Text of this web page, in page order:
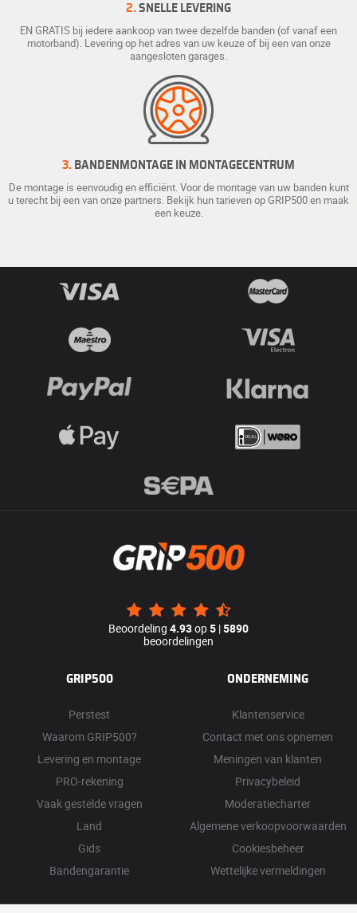
2. SNELLE LEVERING
EN GRATIS bij iedere aankoop van twee dezelfde banden (of vanaf een
motorband). Levering op het adres van uw keuze of bij een van onze
aangesloten garages.
3. BANDENMONTAGE IN MONTAGECENTRUM
De montage is eenvoudig en efficiënt. Voor de montage van uw banden kunt
u terecht bij een van onze partners. Bekijk hun tarieven op GRIP500 en maak
een keuze.
Beoordeling 4.93op5 |5890
beoordelingen
GRIP500
Perstest
Waarom GRIP500?
Levering en montage
PRO-rekening
Vaak gestelde vragen
Land
Gids
Bandengarantie
ONDERNEMING
Klantenservice
Contact met ons opnemen
Meningen van klanten
Privacybeleid
Moderatiecharter
Algemene verkoopvoorwaarden
Cookiesbeheer
Wettelijke vermeldingen